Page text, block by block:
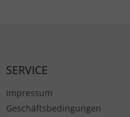
SERVICE
Impressum
Geschäftsbedingungen